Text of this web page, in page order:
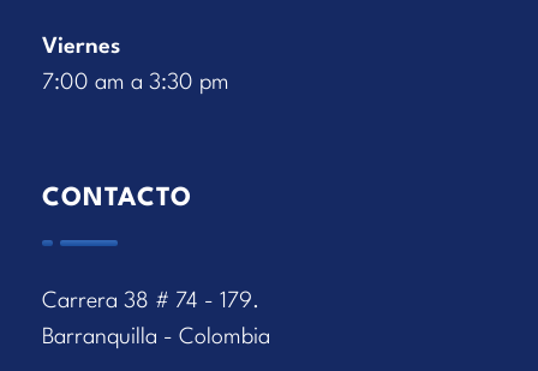
Viernes
7:00 am a 3:30 pm
CONTACTO
Carrera 38 # 74 - 179.
Barranquilla - Colombia